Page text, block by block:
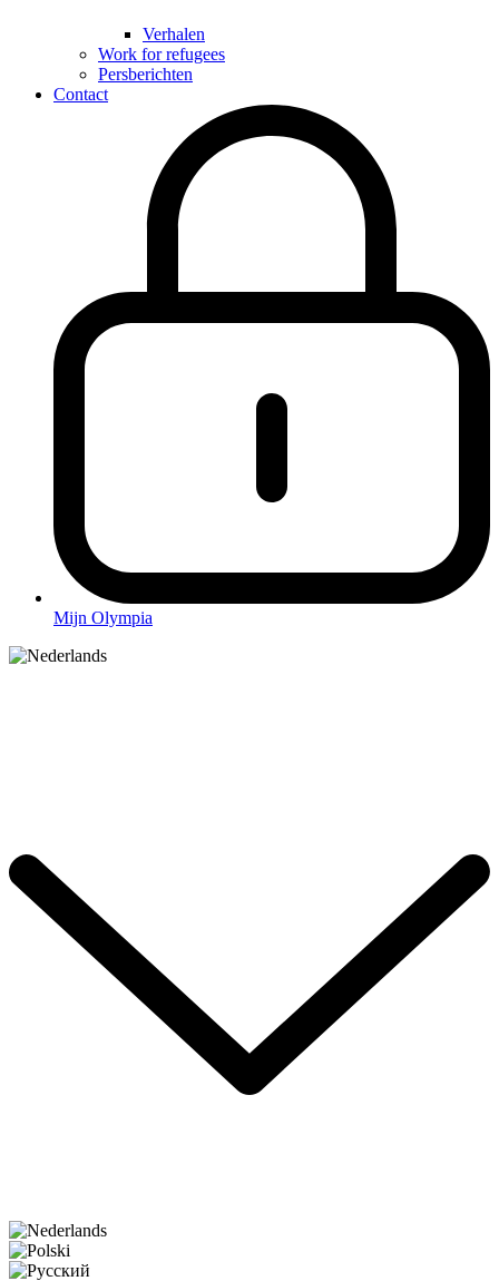
Verhalen
Work for refugees
Persberichten
Contact
Mijn Olympia